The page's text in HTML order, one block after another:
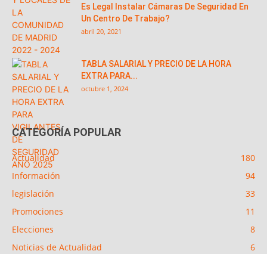
Es Legal Instalar Cámaras De Seguridad En
Un Centro De Trabajo?
abril 20, 2021
TABLA SALARIAL Y PRECIO DE LA HORA
EXTRA PARA...
octubre 1, 2024
CATEGORÍA POPULAR
Actualidad
180
Información
94
legislación
33
Promociones
11
Elecciones
8
Noticias de Actualidad
6